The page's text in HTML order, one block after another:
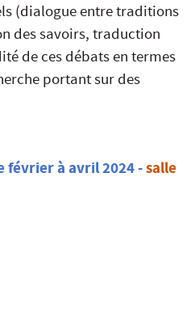
(dialogue entre traditions
des savoirs, traduction
de ces débats en termes
portant sur des
février à avril 2024 -salle